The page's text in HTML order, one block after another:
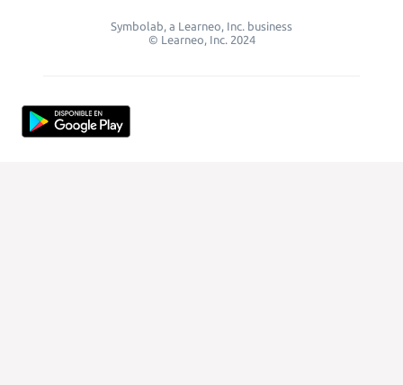
Symbolab, a Learneo, Inc. business
© Learneo, Inc. 2024